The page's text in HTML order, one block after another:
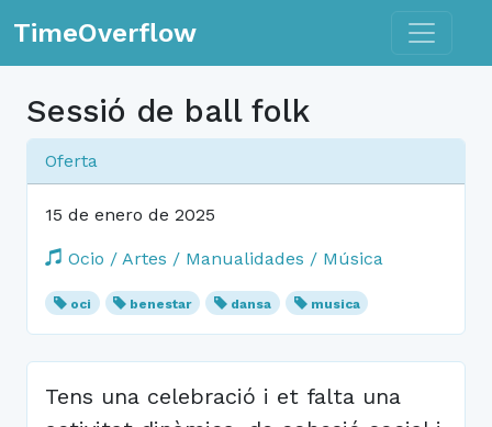
TimeOverflow Toggle
Sessió de ball folk
Oferta
15 de enero de 2025
Ocio / Artes / Manualidades / Música
oci benestar dansa musica
Tens una celebració i et falta una